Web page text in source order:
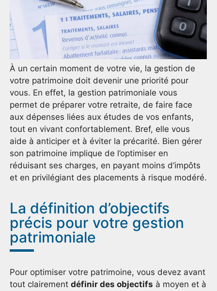
À un certain moment de votre vie, la gestion de
votre patrimoine doit devenir une priorité pour
vous. En effet, la gestion patrimoniale vous
permet de préparer votre retraite, de faire face
aux dépenses liées aux études de vos enfants,
tout en vivant confortablement. Bref, elle vous
aide à anticiper et à éviter la précarité. Bien gérer
son patrimoine implique de l’optimiser en
réduisant ses charges, en payant moins d’impôts
et en privilégiant des placements à risque modéré.
La définition d’objectifs
précis pour votre gestion
patrimoniale
Pour optimiser votre patrimoine, vous devez avant
tout clairement définir des objectifs à moyen et à